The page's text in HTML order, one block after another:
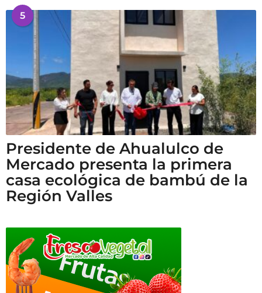
5
Presidente de Ahualulco de
Mercado presenta la primera
casa ecológica de bambú de la
Región Valles